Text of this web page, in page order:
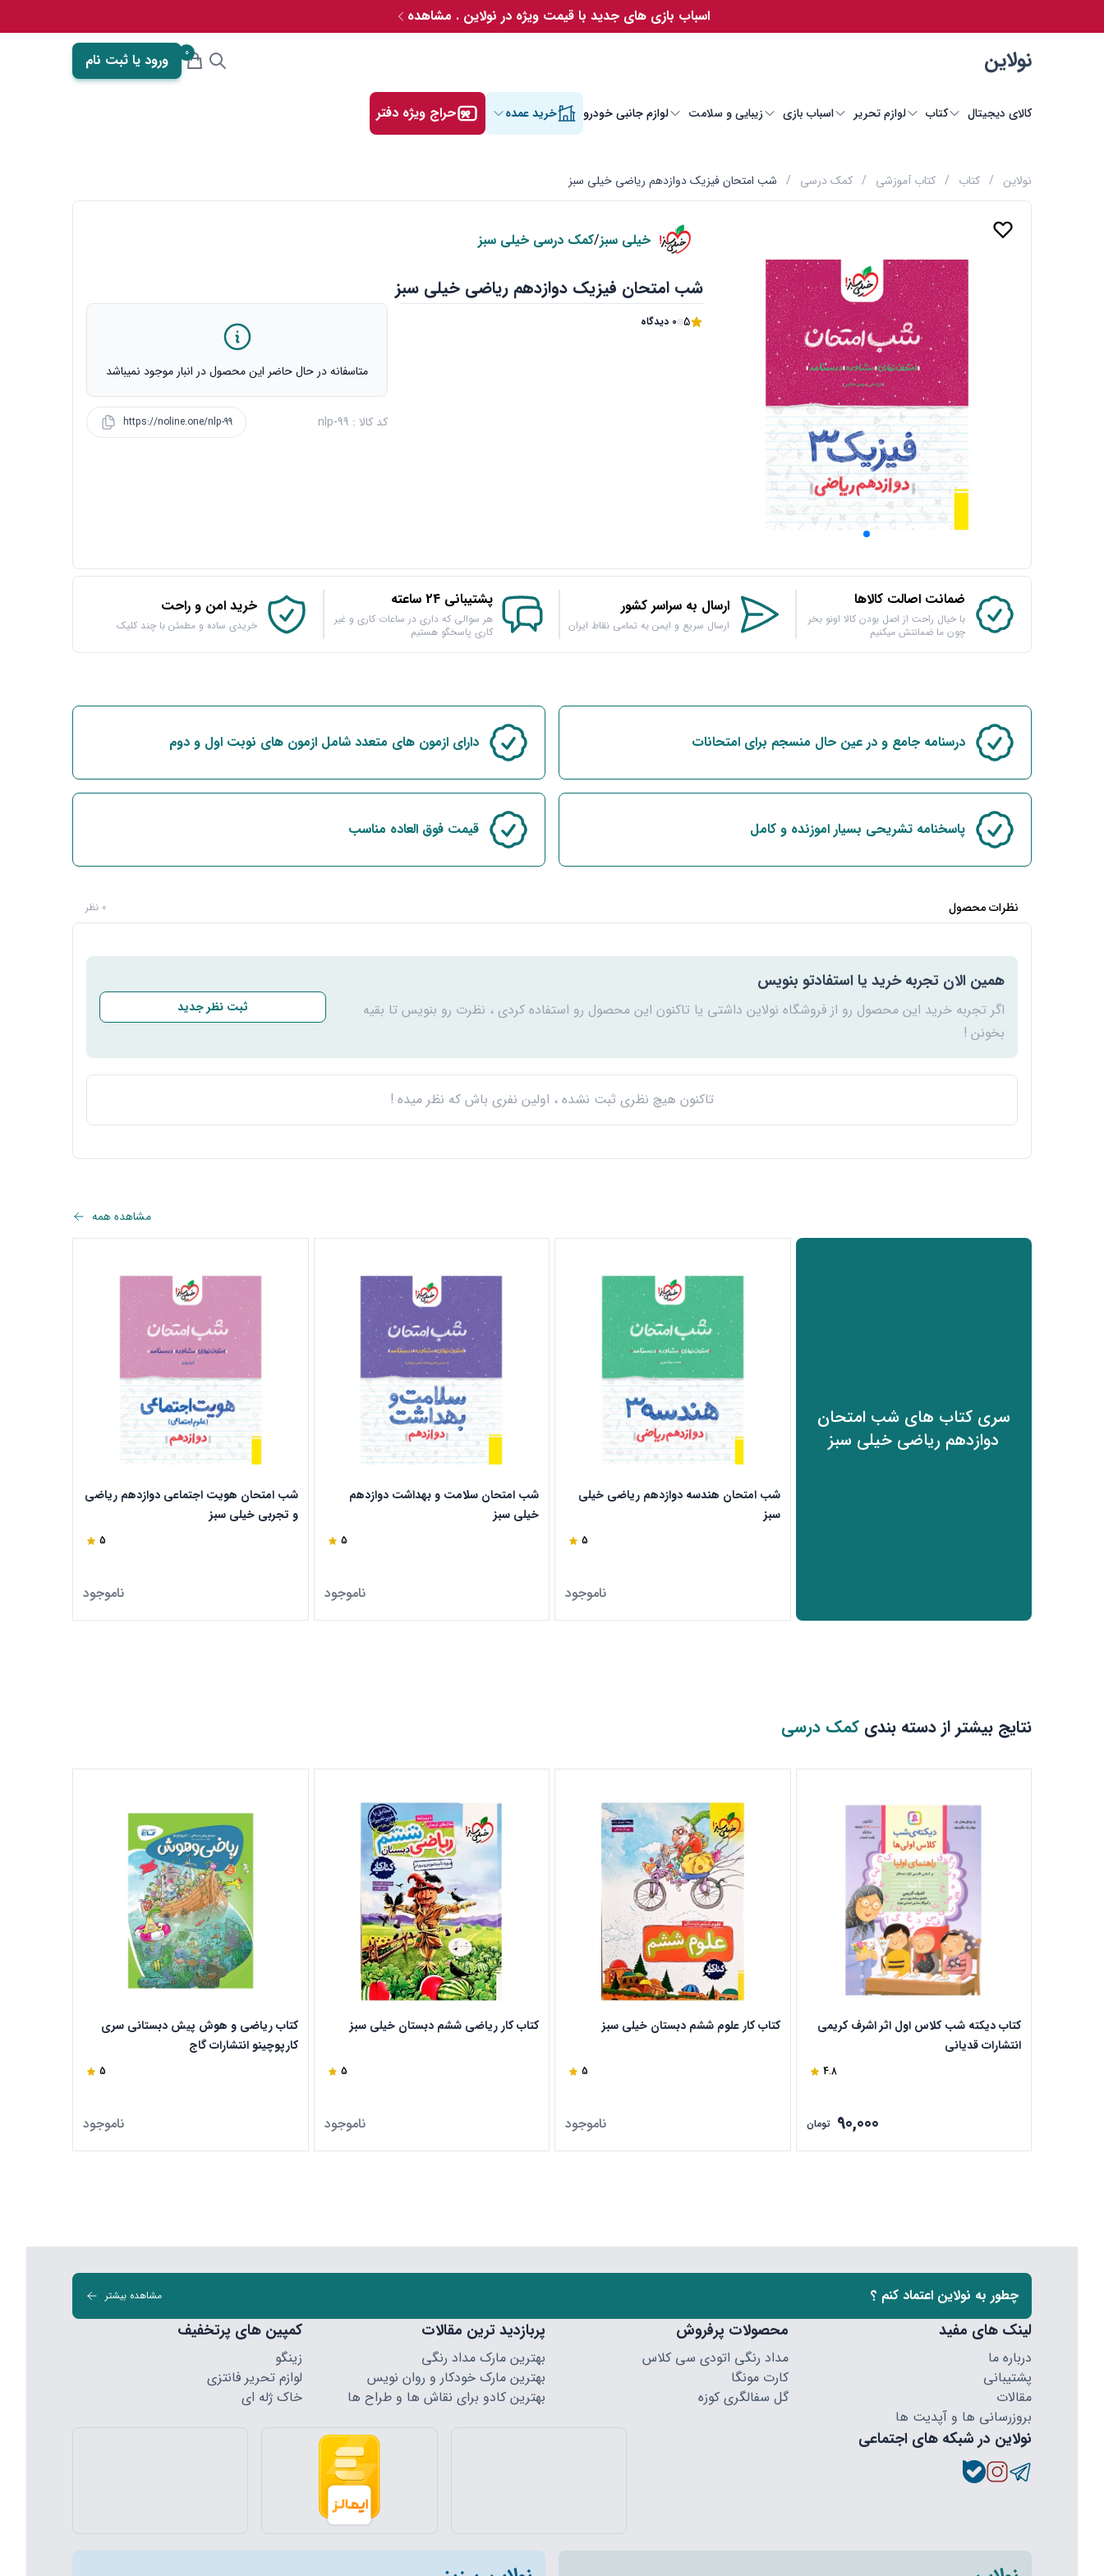
اسباب بازی های جدید با قیمت ویژه در نولاین . مشاهده
نولاین
کالای دیجیتال کتاب لوازم تحریر اسباب بازی زیبایی و سلامت لوازم جانبی خودرو خرید عمده حراج ویژه دفتر
0 ورود یا ثبت نام
نولاین / کتاب / کتاب آموزشی / کمک درسی / شب امتحان فیزیک دوازدهم ریاضی خیلی سبز
خیلی سبز/کمک درسی خیلی سبز
شب امتحان فیزیک دوازدهم ریاضی خیلی سبز
5 0 دیدگاه
متاسفانه در حال حاضر این محصول در انبار موجود نمیباشد
کد کالا : nlp-99 https://noline.one/nlp-99
ضمانت اصالت کالاها
با خیال راحت از اصل بودن کالا اونو بخر
چون ما ضمانتش میکنیم
ارسال به سراسر کشور
ارسال سریع و ایمن به تمامی نقاط ایران
پشتیبانی 24 ساعته
هر سوالی که داری در ساعات کاری و غیر
کاری پاسخگو هستیم
خرید امن و راحت
خریدی ساده و مطمئن با چند کلیک
درسنامه جامع و در عین حال منسجم برای امتحانات دارای ازمون های متعدد شامل ازمون های نوبت اول و دوم
پاسخنامه تشریحی بسیار اموزنده و کامل قیمت فوق العاده مناسب
نظرات محصول 0 نظر
همین الان تجربه خرید یا استفادتو بنویس
اگر تجربه خرید این محصول رو از فروشگاه نولاین داشتی یا تاکنون این محصول رو استفاده کردی ، نظرت رو بنویس تا بقیه
بخونن !
ثبت نظر جدید
تاکنون هیچ نظری ثبت نشده ، اولین نفری باش که نظر میده !
مشاهده همه
سری کتاب های شب امتحان
دوازدهم ریاضی خیلی سبز
شب امتحان هندسه دوازدهم ریاضی خیلی
سبز
5
ناموجود
شب امتحان سلامت و بهداشت دوازدهم
خیلی سبز
5
ناموجود
شب امتحان هویت اجتماعی دوازدهم ریاضی
و تجربی خیلی سبز
5
ناموجود
نتایج بیشتر از دسته بندی کمک درسی
کتاب دیکته شب کلاس اول اثر اشرف کریمی
انتشارات قدیانی
4.8
90,000 تومان
کتاب کار علوم ششم دبستان خیلی سبز
5
ناموجود
کتاب کار ریاضی ششم دبستان خیلی سبز
5
ناموجود
کتاب ریاضی و هوش پیش دبستانی سری
کارپوچینو انتشارات گاج
5
ناموجود
چطور به نولاین اعتماد کنم ؟ مشاهده بیشتر
لینک های مفید
درباره ما
پشتیبانی
مقالات
بروزرسانی ها و آپدیت ها
محصولات پرفروش
مداد رنگی اتودی سی کلاس
کارت مونگا
گل سفالگری کوزه
پربازدید ترین مقالات
بهترین مارک مداد رنگی
بهترین مارک خودکار و روان نویس
بهترین کادو برای نقاش ها و طراح ها
کمپین های پرتخفیف
زینگو
لوازم تحریر فانتزی
خاک ژله ای
نولاین در شبکه های اجتماعی